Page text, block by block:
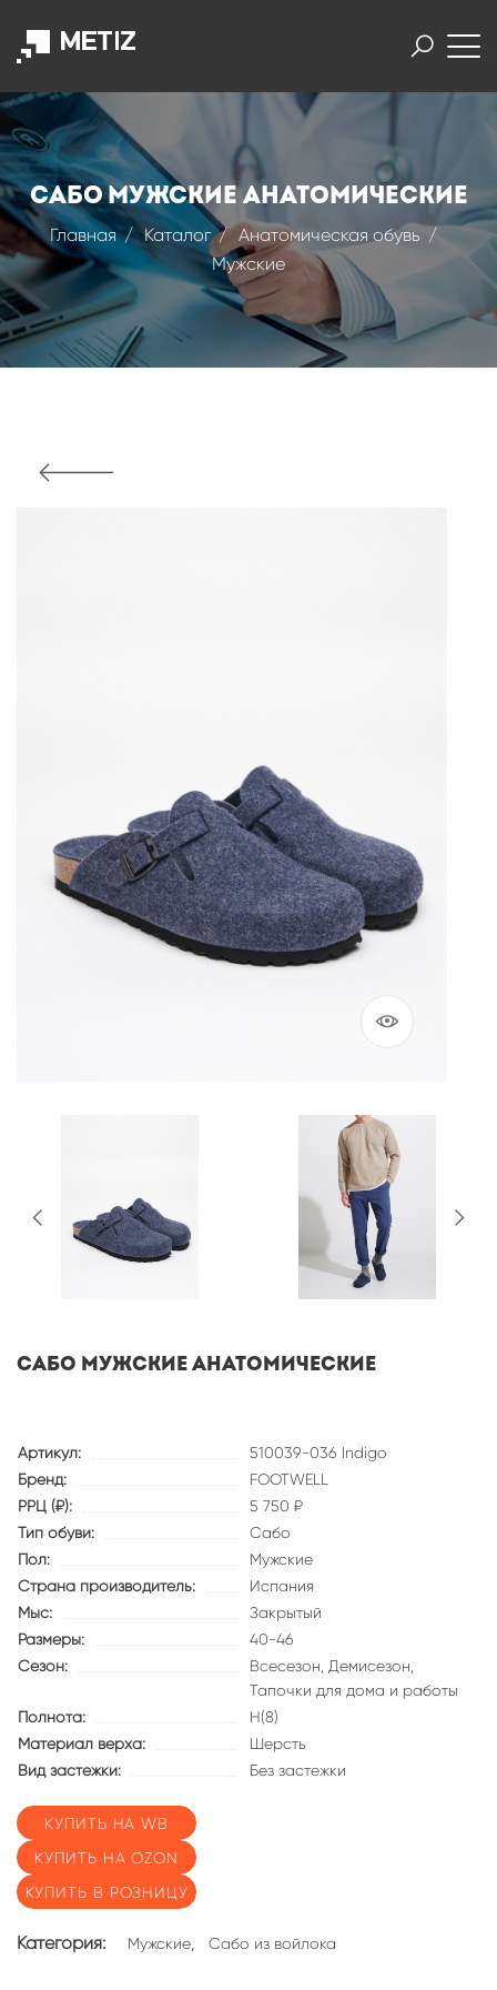
САБО МУЖСКИЕ АНАТОМИЧЕСКИЕ
Главная Каталог
Анатомическая обувь
Мужские
САБО МУЖСКИЕ АНАТОМИЧЕСКИЕ
Артикул:
510039-036 Indigo
Бренд:
FOOTWELL
РРЦ (₽):
5 750 ₽
Тип обуви:
Сабо
Пол:
Мужские
Страна производитель:
Испания
Мыс:
Закрытый
Размеры:
40-46
Сезон:
Всесезон, Демисезон,
Тапочки для дома и работы
Полнота:
Н(8)
Материал верха:
Шерсть
Вид застежки:
Без застежки
КУПИТЬ НА WB
КУПИТЬ НА OZON
КУПИТЬ В РОЗНИЦУ
Категория: Мужские, Сабо из войлока